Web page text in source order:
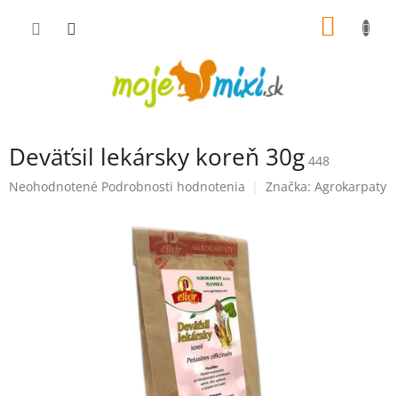
Deväťsil lekársky koreň 30g 448
Priemerné hodnotenie produktu je 0,0 z 5 hviezdičiek.
Neohodnotené Podrobnosti hodnotenia Značka: Agrokarpaty